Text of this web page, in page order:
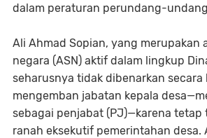
dalam peraturan perundang-
Ali Ahmad Sopian, yang merupakan
negara (ASN) aktif dalam lingkup
seharusnya tidak dibenarkan
mengemban jabatan kepala
sebagai penjabat (PJ)—karena tetap
ranah eksekutif pemerintahan desa.